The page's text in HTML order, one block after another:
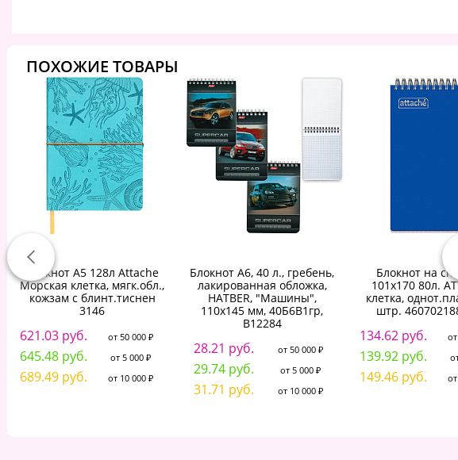
ПОХОЖИЕ ТОВАРЫ
Блокнот А5 128л Attache
Морская клетка, мягк.обл.,
кожзам с блинт.тиснен
3146
621.03 руб. от 50 000 ₽
645.48 руб. от 5 000 ₽
689.49 руб. от 10 000 ₽
Блокнот А6, 40 л., гребень,
лакированная обложка,
HATBER, "Машины",
110х145 мм, 40Б6B1гр,
В12284
28.21 руб. от 50 000 ₽
29.74 руб. от 5 000 ₽
31.71 руб. от 10 000 ₽
Блокнот на
101х170 80л.
клетка,
штр.
134.62 руб.
139.92 руб.
149.46 руб.